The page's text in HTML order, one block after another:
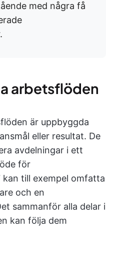
med några få
arbetsflöden
är uppbyggda
eller resultat. De
avdelningar i ett
för
kan till exempel omfatta
och en
sammanför alla delar i
kan följa dem